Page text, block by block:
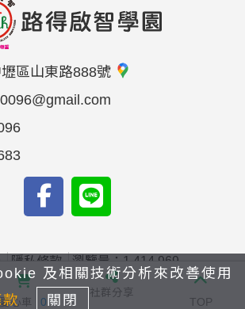
區山東路888號
隱私條款
瀏覽量：1,414,969
私立路得啟智學園 All content rights
by Linkuswell Information Co., Ltd.
愛心車 0
社群分享
TOP
及相關技術分析來改善使用
款 關閉